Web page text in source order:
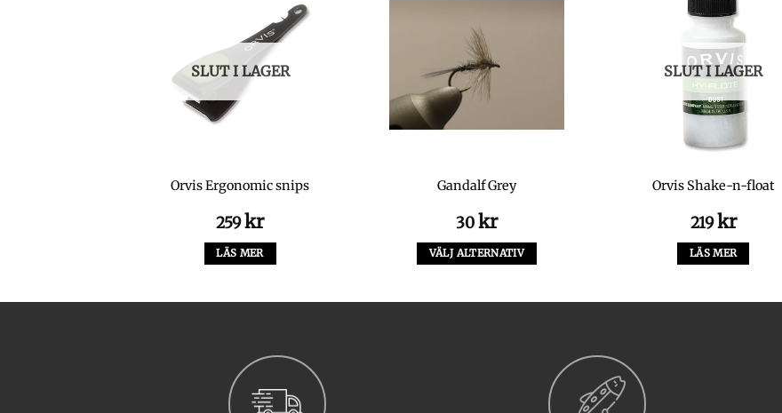
SLUT I LAGER
Orvis Ergonomic snips
259kr
LÄS MER
Gandalf Grey
30kr
VÄLJ ALTERNATIV
SLUT I LAGER
Orvis Shake-n-float
219kr
LÄS MER